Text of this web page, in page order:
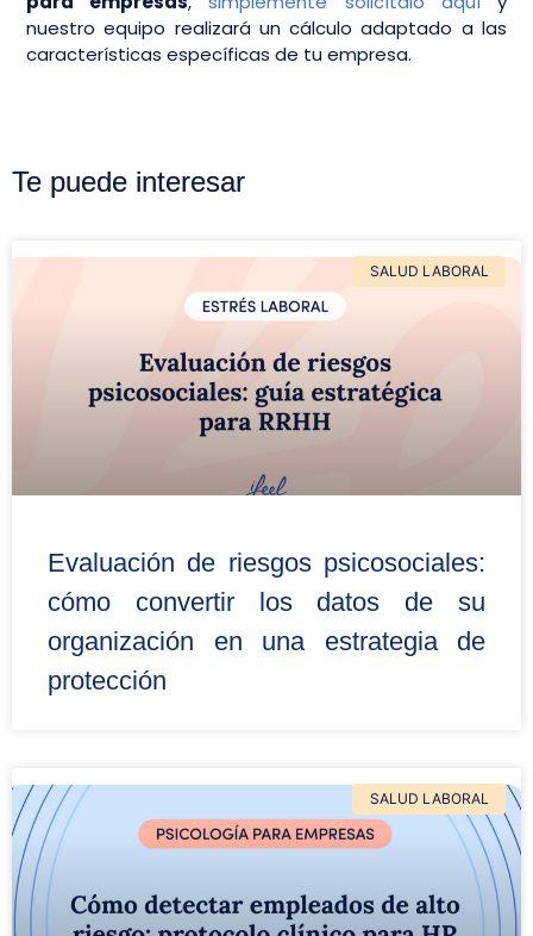
nuestro equipo realizará un cálculo adaptado a las
características específicas de tu empresa.
Te puede interesar
SALUD LABORAL
Evaluación de riesgos psicosociales:
cómo convertir los datos de su
organización en una estrategia de
protección
SALUD LABORAL